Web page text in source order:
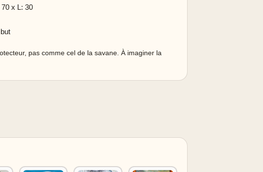
70 x L: 30
pas comme cel de la savane. À imaginer la